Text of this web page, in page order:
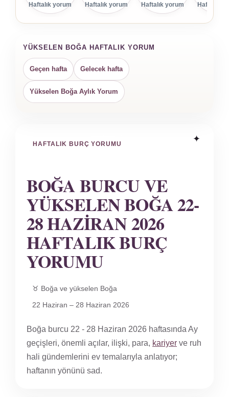
Haftalık yorum Haftalık yorum Haftalık yorum Haftalık
YÜKSELEN BOĞA HAFTALIK YORUM
Geçen hafta Gelecek hafta
Yükselen Boğa Aylık Yorum
HAFTALIK BURÇ YORUMU
BOĞA BURCU VE
YÜKSELEN BOĞA 22-
28 HAZIRAN 2026
HAFTALIK BURÇ
YORUMU
♉ Boğa ve yükselen Boğa
22 Haziran – 28 Haziran 2026
Boğa burcu 22 - 28 Haziran 2026 haftasında Ay
geçişleri, önemli açılar, ilişki, para, kariyer ve ruh
hali gündemlerini ev temalarıyla anlatıyor;
haftanın yönünü sad.